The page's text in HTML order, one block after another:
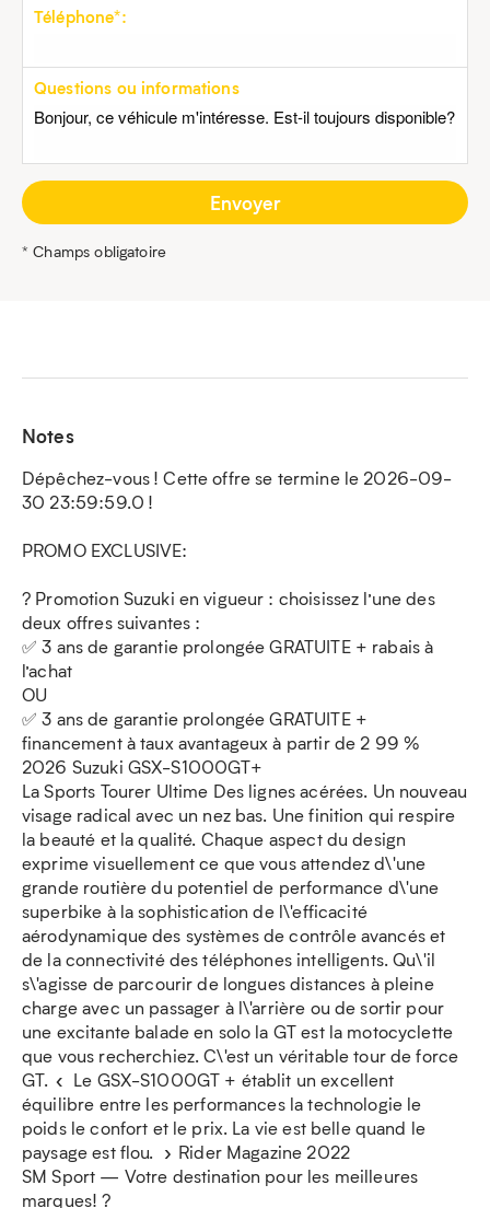
Téléphone*:
Questions ou informations
* Champs obligatoire
Notes
Dépêchez-vous ! Cette offre se termine le 2026-09-
30 23:59:59.0 !
PROMO EXCLUSIVE:
?️ Promotion Suzuki en vigueur : choisissez l’une des
deux offres suivantes :
✅ 3 ans de garantie prolongée GRATUITE + rabais à
l’achat
OU
✅ 3 ans de garantie prolongée GRATUITE +
financement à taux avantageux à partir de 2 99 %
2026 Suzuki GSX-S1000GT+
La Sports Tourer Ultime Des lignes acérées. Un nouveau
visage radical avec un nez bas. Une finition qui respire
la beauté et la qualité. Chaque aspect du design
exprime visuellement ce que vous attendez d\'une
grande routière du potentiel de performance d\'une
superbike à la sophistication de l\'efficacité
aérodynamique des systèmes de contrôle avancés et
de la connectivité des téléphones intelligents. Qu\'il
s\'agisse de parcourir de longues distances à pleine
charge avec un passager à l\'arrière ou de sortir pour
une excitante balade en solo la GT est la motocyclette
que vous recherchiez. C\'est un véritable tour de force
GT. « Le GSX-S1000GT + établit un excellent
équilibre entre les performances la technologie le
poids le confort et le prix. La vie est belle quand le
paysage est flou. » Rider Magazine 2022
SM Sport — Votre destination pour les meilleures
marques! ?